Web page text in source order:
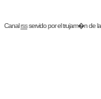
Canalrssservido por eltrujam�nde